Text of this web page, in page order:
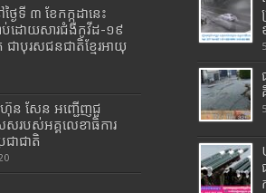
ថ្ងៃទី ៣ ខែកក្កដានេះ
ប់ដោយសារជំងឺកូវីដ-១៩
ាបុរសជនជាតិខ្មែរអាយុ
ហ៊ុន សែន អញ្ជើញជួ
សរបស់អគ្គលេខាធិការ
ជាជាតិ